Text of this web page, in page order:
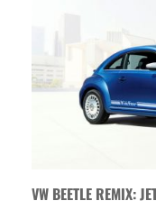
VW BEETLE REMIX: